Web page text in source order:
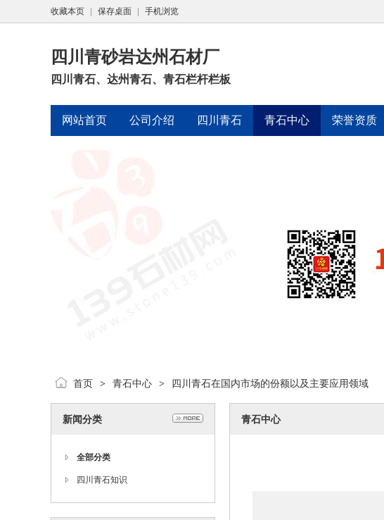
收藏本页 保存桌面 手机浏览
四川青砂岩达州石材厂
四川青石、达州青石、青石栏杆栏板
网站首页 公司介绍 四川青石 青石中心 荣誉资质
首页 > 青石中心 > 四川青石在国内市场的份额以及主要应用领域
新闻分类
全部分类
四川青石知识
青石中心